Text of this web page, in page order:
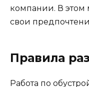
компании. В этом
свои
Правила
Работа по